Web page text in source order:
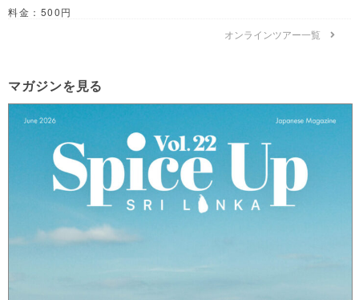
料金：500円
オンラインツアー一覧
マガジンを見る